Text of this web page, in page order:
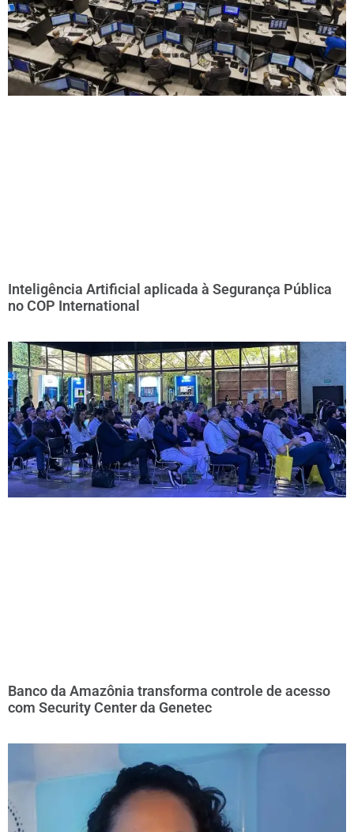
Inteligência Artificial aplicada à Segurança Pública
no COP International
Banco da Amazônia transforma controle de acesso
com Security Center da Genetec